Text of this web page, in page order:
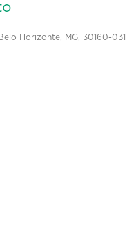
Horizonte, MG, 30160-031